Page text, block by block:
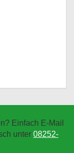
Einfach E-Mail
unter 08252-